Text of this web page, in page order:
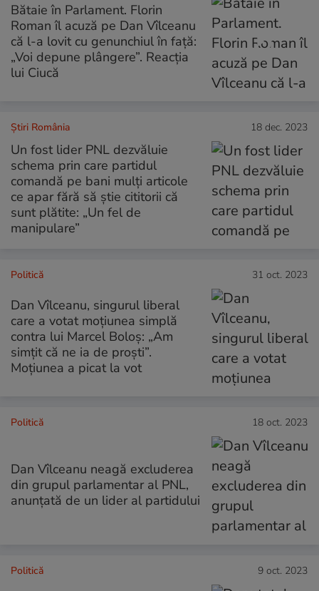
Bătaie în Parlament. Florin
Roman îl acuză pe Dan Vîlceanu
că l-a lovit cu genunchiul în față:
„Voi depune plângere”. Reacția
lui Ciucă
Știri România 18 dec. 2023
Un fost lider PNL dezvăluie
schema prin care partidul
comandă pe bani mulți articole
ce apar fără să știe cititorii că
sunt plătite: „Un fel de
manipulare”
Politică 31 oct. 2023
Dan Vîlceanu, singurul liberal
care a votat moțiunea simplă
contra lui Marcel Boloș: „Am
simțit că ne ia de proști”.
Moțiunea a picat la vot
Politică 18 oct. 2023
Dan Vîlceanu neagă excluderea
din grupul parlamentar al PNL,
anunțată de un lider al partidului
Politică 9 oct. 2023